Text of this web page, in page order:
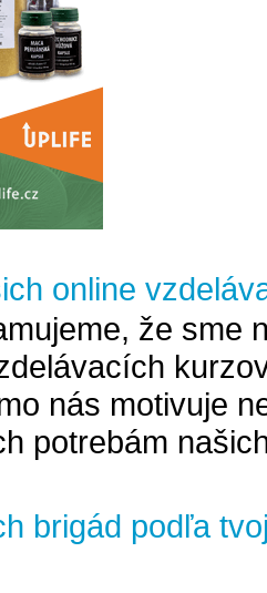
online
že sme
nás motivuje
potrebám
brigád podľa